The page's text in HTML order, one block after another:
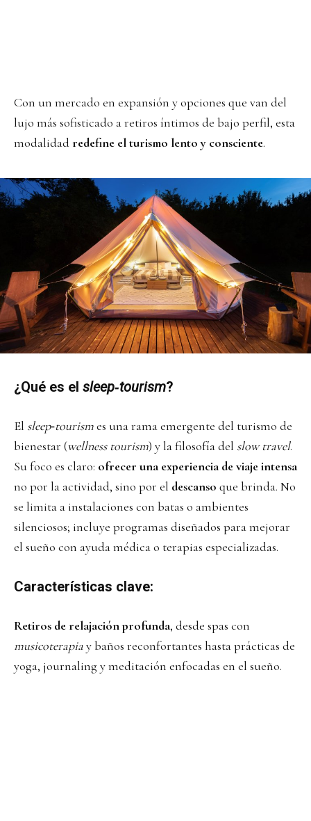
Con un mercado en expansión y opciones que van del
lujo más sofisticado a retiros íntimos de bajo perfil, esta
modalidadredefine el turismo lento y consciente.
¿Qué es el sleep‑tourism?
El sleep‑tourismes una rama emergente del turismo de
bienestar (wellness tourism) y la filosofía del slow travel.
Su foco es claro: ofrecer una experiencia de viaje intensa
no por la actividad, sino por el descanso que brinda. No
se limita a instalaciones con batas o ambientes
silenciosos; incluye programas diseñados para mejorar
el sueño con ayuda médica o terapias especializadas.
Características clave:
Retiros de relajación profunda, desde spas con
musicoterapiay baños reconfortantes hasta prácticas de
yoga, journaling y meditación enfocadas en el sueño.